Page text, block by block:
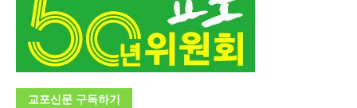
교포신문 구독하기